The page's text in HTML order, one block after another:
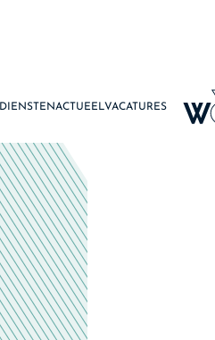
DIENSTENACTUEELVACATURES